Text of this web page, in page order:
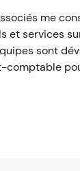
me
et services
sont
comptable